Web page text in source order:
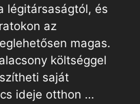
légitársaságtól, és
az
magas.
költséggel
saját
ideje otthon …